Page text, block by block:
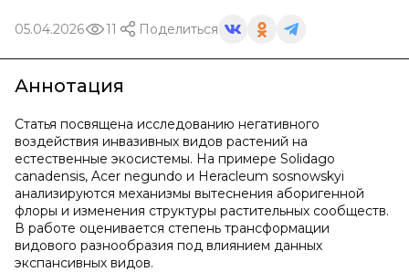
05.04.2026 11 Поделиться
Аннотация
Статья посвящена исследованию негативного
воздействия инвазивных видов растений на
естественные экосистемы. На примере Solidago
canadensis, Acer negundo и Heracleum sosnowskyi
анализируются механизмы вытеснения аборигенной
флоры и изменения структуры растительных сообществ.
В работе оценивается степень трансформации
видового разнообразия под влиянием данных
экспансивных видов.